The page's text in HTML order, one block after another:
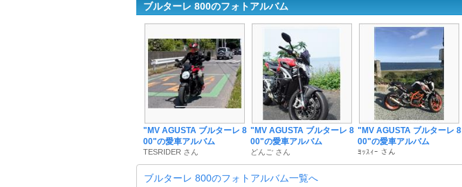
ブルターレ 800のフォトアルバム
"MV AGUSTA ブルターレ 8
00"の愛車アルバム
TESRIDER さん
"MV AGUSTA ブルターレ 8
00"の愛車アルバム
どんご さん
"MV AGUSTA ブルターレ 8
00"の愛車アルバム
ﾖｯｽｨｰ さん
ブルターレ 800のフォトアルバム一覧へ